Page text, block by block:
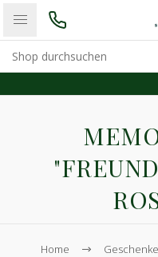
Home Geschenke